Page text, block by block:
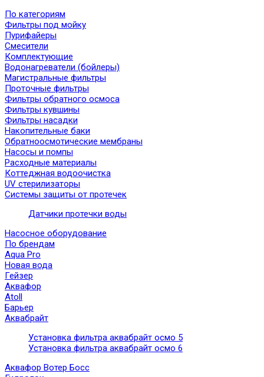
По категориям
Фильтры под мойку
Пурифайеры
Смесители
Комплектующие
Водонагреватели (бойлеры)
Магистральные фильтры
Проточные фильтры
Фильтры обратного осмоса
Фильтры кувшины
Фильтры насадки
Накопительные баки
Обратноосмотические мембраны
Насосы и помпы
Расходные материалы
Коттеджная водоочистка
UV стерилизаторы
Системы защиты от протечек
Датчики протечки воды
Насосное оборудование
По брендам
Aqua Pro
Новая вода
Гейзер
Аквафор
Atoll
Барьер
Аквабрайт
Установка фильтра аквабрайт осмо 5
Установка фильтра аквабрайт осмо 6
Аквафор Вотер Босс